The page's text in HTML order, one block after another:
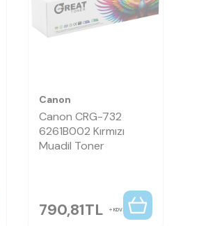
Canon
Canon CRG-732
6261B002 Kırmızı
Muadil Toner
790,81TL KDV